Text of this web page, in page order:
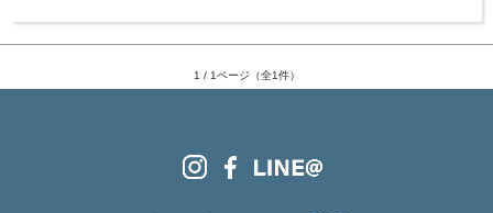
SALE ITEM
ブランド
1 / 1ページ（全1件）